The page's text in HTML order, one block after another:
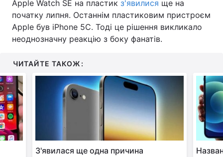
Apple Watch SE на пластик з'явилися ще на
початку липня. Останнім пластиковим пристроєм
Apple був iPhone 5C. Тоді це рішення викликало
неоднозначну реакцію з боку фанатів.
ЧИТАЙТЕ ТАКОЖ:
З'явилася ще одна причина